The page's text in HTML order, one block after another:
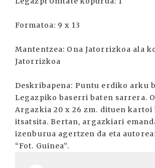
Formatoa: 9 x 13
Mantentzea: Ona Jatorrizkoa ala
Jatorrizkoa
Deskribapena: Puntu erdiko arku
Legazpiko baserri baten sarrera.
Argazkia 20 x 26 zm. dituen kartoi
itsatsita. Bertan, argazkiari
izenburua agertzen da eta
“Fot. Guinea”.